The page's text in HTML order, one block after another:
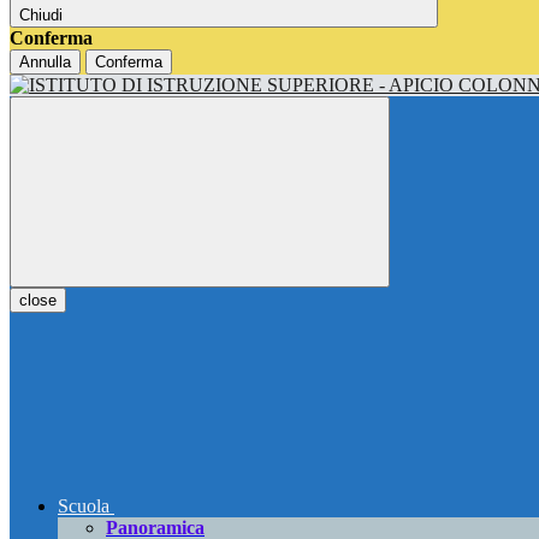
Chiudi
Conferma
Annulla Conferma
close
Scuola
Panoramica